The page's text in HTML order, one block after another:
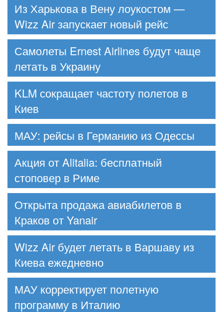
Из Харькова в Вену лоукостом —
Wizz Air запускает новый рейс
Самолеты Ernest Airlines будут чаще
летать в Украину
KLM сокращает частоту полетов в
Киев
МАУ: рейсы в Германию из Одессы
Акция от Alitalia: бесплатный
стоповер в Риме
Открыта продажа авиабилетов в
Краков от Yanair
Wizz Air будет летать в Варшаву из
Киева ежедневно
МАУ корректирует полетную
программу в Италию